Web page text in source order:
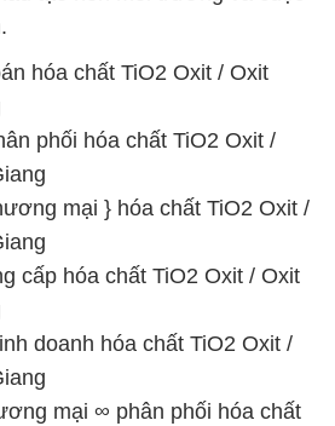
hóa chất TiO2 Oxit / Oxit
phối hóa chất TiO2 Oxit /
mại } hóa chất TiO2 Oxit /
cấp hóa chất TiO2 Oxit / Oxit
doanh hóa chất TiO2 Oxit /
mại ∞ phân phối hóa chất